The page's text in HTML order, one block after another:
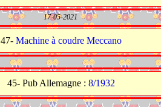
17-05-2021
47- Machine à coudre Meccano
45- Pub Allemagne : 8/1932